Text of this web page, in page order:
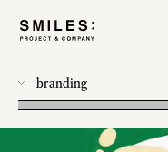
branding
all